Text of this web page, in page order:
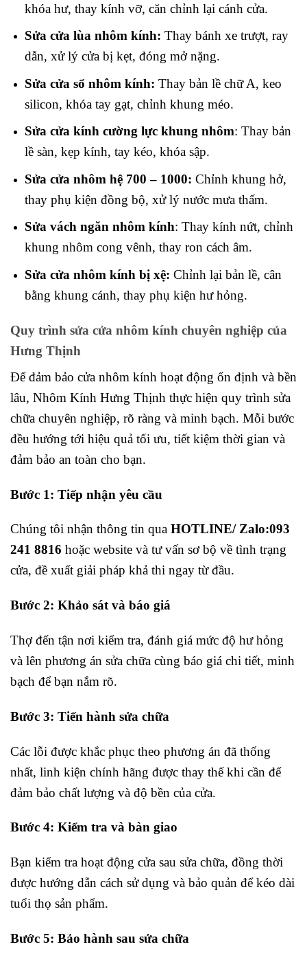
khóa hư, thay kính vỡ, căn chỉnh lại cánh cửa.
Sửa cửa lùa nhôm kính: Thay bánh xe trượt, ray
dẫn, xử lý cửa bị kẹt, đóng mở nặng.
Sửa cửa sổ nhôm kính: Thay bản lề chữ A, keo
silicon, khóa tay gạt, chỉnh khung méo.
Sửa cửa kính cường lực khung nhôm: Thay bản
lề sàn, kẹp kính, tay kéo, khóa sập.
Sửa cửa nhôm hệ 700 – 1000: Chỉnh khung hở,
thay phụ kiện đồng bộ, xử lý nước mưa thấm.
Sửa vách ngăn nhôm kính: Thay kính nứt, chỉnh
khung nhôm cong vênh, thay ron cách âm.
Sửa cửa nhôm kính bị xệ: Chỉnh lại bản lề, cân
bằng khung cánh, thay phụ kiện hư hỏng.
Quy trình sửa cửa nhôm kính chuyên nghiệp của
Hưng Thịnh
Để đảm bảo cửa nhôm kính hoạt động ổn định và bền
lâu, Nhôm Kính Hưng Thịnh thực hiện quy trình sửa
chữa chuyên nghiệp, rõ ràng và minh bạch. Mỗi bước
đều hướng tới hiệu quả tối ưu, tiết kiệm thời gian và
đảm bảo an toàn cho bạn.
Bước 1: Tiếp nhận yêu cầu
Chúng tôi nhận thông tin qua HOTLINE/ Zalo:093
241 8816 hoặc website và tư vấn sơ bộ về tình trạng
cửa, đề xuất giải pháp khả thi ngay từ đầu.
Bước 2: Khảo sát và báo giá
Thợ đến tận nơi kiểm tra, đánh giá mức độ hư hỏng
và lên phương án sửa chữa cùng báo giá chi tiết, minh
bạch để bạn nắm rõ.
Bước 3: Tiến hành sửa chữa
Các lỗi được khắc phục theo phương án đã thống
nhất, linh kiện chính hãng được thay thế khi cần để
đảm bảo chất lượng và độ bền của cửa.
Bước 4: Kiểm tra và bàn giao
Bạn kiểm tra hoạt động cửa sau sửa chữa, đồng thời
được hướng dẫn cách sử dụng và bảo quản để kéo dài
tuổi thọ sản phẩm.
Bước 5: Bảo hành sau sửa chữa